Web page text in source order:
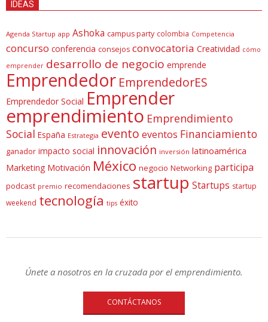
IDEAS
Agenda Startup app Ashoka campus party colombia Competencia
concurso conferencia consejos convocatoria Creatividad cómo
emprender desarrollo de negocio emprende
Emprendedor EmprendedorES
Emprendedor Social Emprender
emprendimiento Emprendimiento
Social España Estrategia evento eventos Financiamiento
ganador impacto social innovación inversión latinoamérica
Marketing Motivación México negocio Networking participa
podcast premio recomendaciones startup Startups startup
weekend tecnología tips éxito
Únete a nosotros en la cruzada por el emprendimiento.
CONTÁCTANOS